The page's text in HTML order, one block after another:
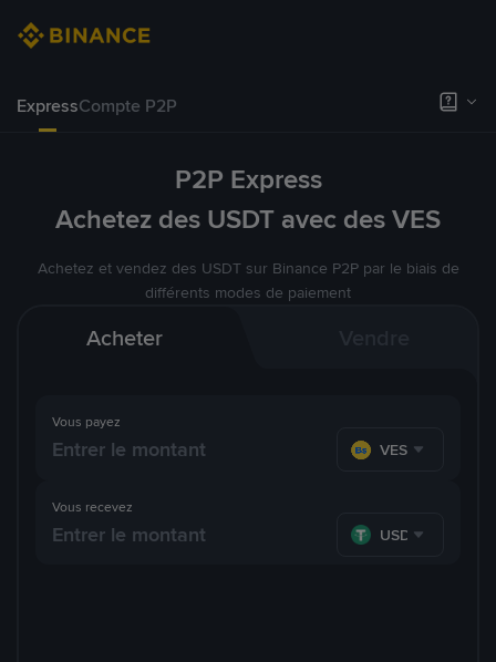
ExpressCompte P2P
P2P Express
Achetez des USDT avec des VES
Achetez et vendez des USDT sur Binance P2P par le biais de
différents modes de paiement
Acheter
Vous payez
VES
Vous recevez
USDT